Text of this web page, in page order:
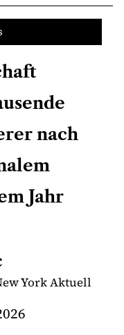
nach
Jahr
York Aktuell